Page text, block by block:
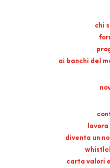
chi
ai banchi del
lavora
diventa un
carta valori